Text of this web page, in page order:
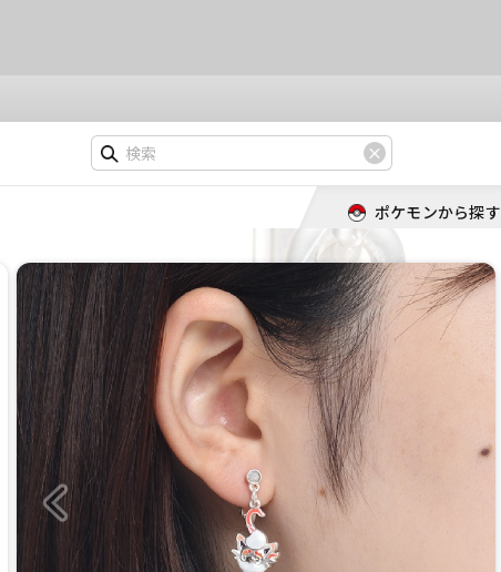
ポケモンから探す